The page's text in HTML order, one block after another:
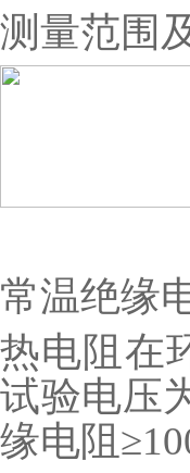
测量范围
常温绝缘
热电阻在
试验电压
缘电阻